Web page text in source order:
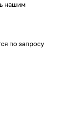
нашим
по запросу